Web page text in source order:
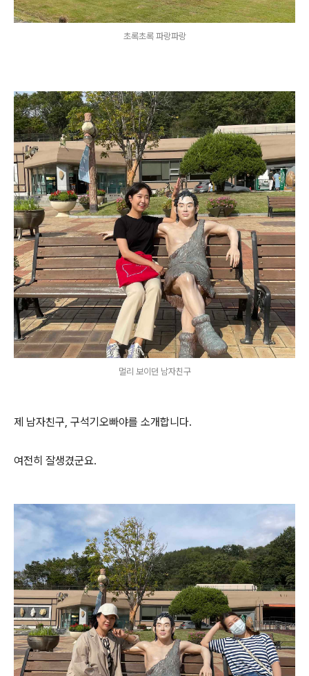
초록초록 파랑파랑
멀리 보이던 남자친구
제 남자친구, 구석기오빠야를 소개합니다.
여전히 잘생겼군요.